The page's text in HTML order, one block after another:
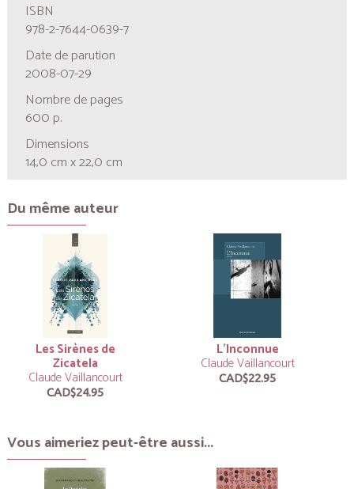
ISBN
978-2-7644-0639-7
Date de parution
2008-07-29
Nombre de pages
600 p.
Dimensions
14,0 cm x 22,0 cm
Du même auteur
Les Sirènes de
Zicatela
Claude Vaillancourt
CAD$24.95
L’Inconnue
Claude Vaillancourt
CAD$22.95
Vous aimeriez peut-être aussi...